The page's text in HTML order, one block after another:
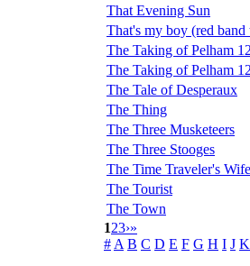
That Evening Sun
That's my boy (red band
The Taking of Pelham
The Taking of Pelham
The Tale of Desperaux
The Thing
The Three Musketeers
The Three Stooges
The Time Traveler's Wife
The Tourist
The Town
123›»
# A B C D E F G H I J K